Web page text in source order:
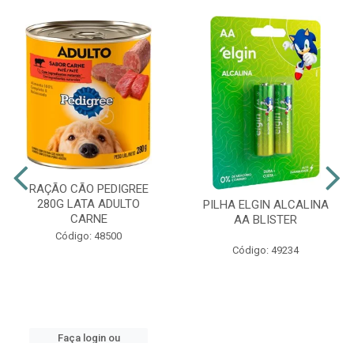
RAÇÃO CÃO PEDIGREE
280G LATA ADULTO
CARNE
Código: 48500
Faça login ou
PILHA ELGIN ALCALINA
AA BLISTER
Código: 49234